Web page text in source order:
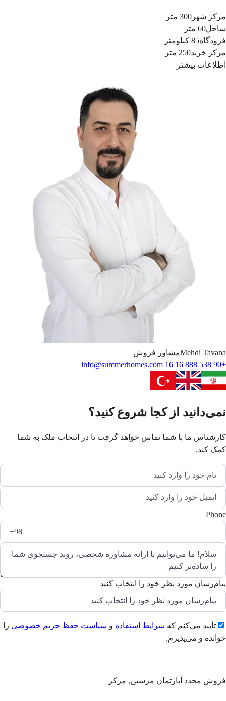
مرکز شهر 300 متر
ساحل60 متر
فرودگاه85 کیلومتر
مرکز خرید250 متر
اطلاعات بیشتر
Mehdi Tavana
مشاور فروش
+90 538 888 16 16
info@summerhomes.com
نمی‌دانید از کجا شروع کنید؟
کارشناس ما با شما تماس خواهد گرفت تا در انتخاب ملک به شما
کمک کند.
Phone
پیام‌رسان مورد نظر خود را انتخاب کنید
تأیید می‌کنم که شرایط استفاده و سیاست حفظ حریم خصوصی را
خوانده و می‌پذیرم.
فروش مجدد آپارتمان مرسین, مرکز